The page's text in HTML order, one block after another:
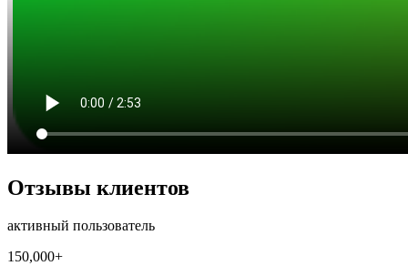
Отзывы клиентов
активный пользователь
150,000+